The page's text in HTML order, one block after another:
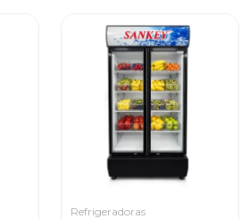
Refrigeradoras